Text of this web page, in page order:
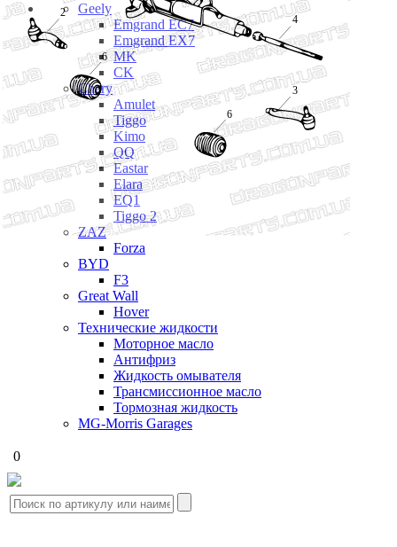
Geely
Emgrand EC7
Emgrand EX7
MK
CK
Chery
Amulet
Tiggo
Kimo
QQ
Eastar
Elara
EQ1
Tiggo 2
ZAZ
Forza
BYD
F3
Great Wall
Hover
Технические жидкости
Моторное масло
Антифриз
Жидкость омывателя
Трансмиссионное масло
Тормозная жидкость
MG-Morris Garages
0
4
3
6
2
6